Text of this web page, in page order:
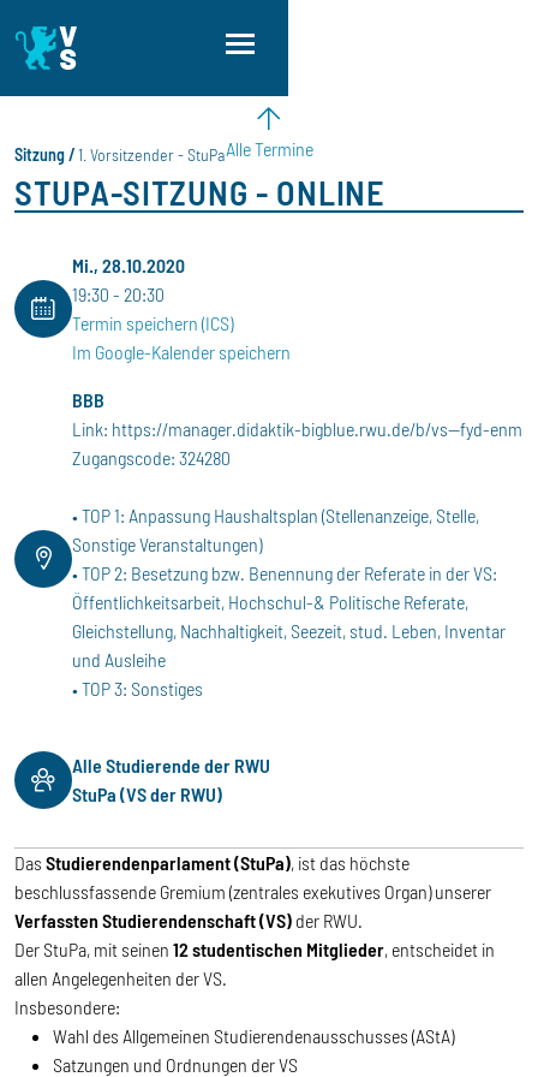
Alle Termine
Sitzung 1. Vorsitzender - StuPa
STUPA-SITZUNG - ONLINE
Mi., 28.10.2020
19:30
20:30
Termin speichern (ICS)
Im Google-Kalender speichern
BBB
Link: https://manager.didaktik-bigblue.rwu.de/b/vs--fyd-enm
Zugangscode: 324280
• TOP 1: Anpassung Haushaltsplan (Stellenanzeige, Stelle,
Sonstige Veranstaltungen)
• TOP 2: Besetzung bzw. Benennung der Referate in der VS:
Öffentlichkeitsarbeit, Hochschul-& Politische Referate,
Gleichstellung, Nachhaltigkeit, Seezeit, stud. Leben, Inventar
und Ausleihe
• TOP 3: Sonstiges
Alle Studierende der RWU
StuPa (VS der RWU)
Das Studierendenparlament (StuPa), ist das höchste
beschlussfassende Gremium (zentrales exekutives Organ) unserer
Verfassten Studierendenschaft (VS) der RWU.
Der StuPa, mit seinen 12 studentischen Mitglieder, entscheidet in
allen Angelegenheiten der VS.
Insbesondere:
Wahl des Allgemeinen Studierendenausschusses (AStA)
Satzungen und Ordnungen der VS